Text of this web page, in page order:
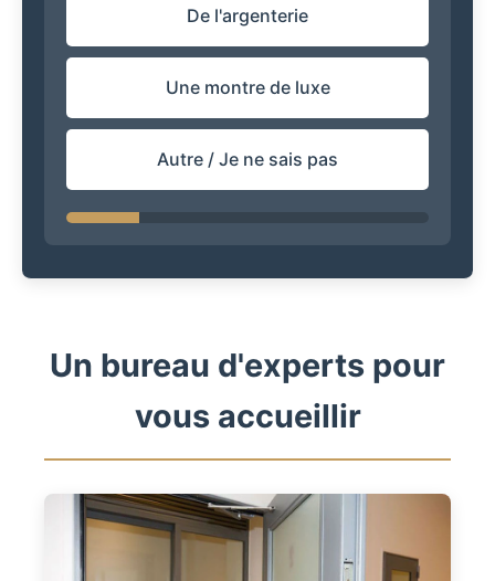
De l'argenterie
Une montre de luxe
Autre / Je ne sais pas
Un bureau d'experts pour
vous accueillir